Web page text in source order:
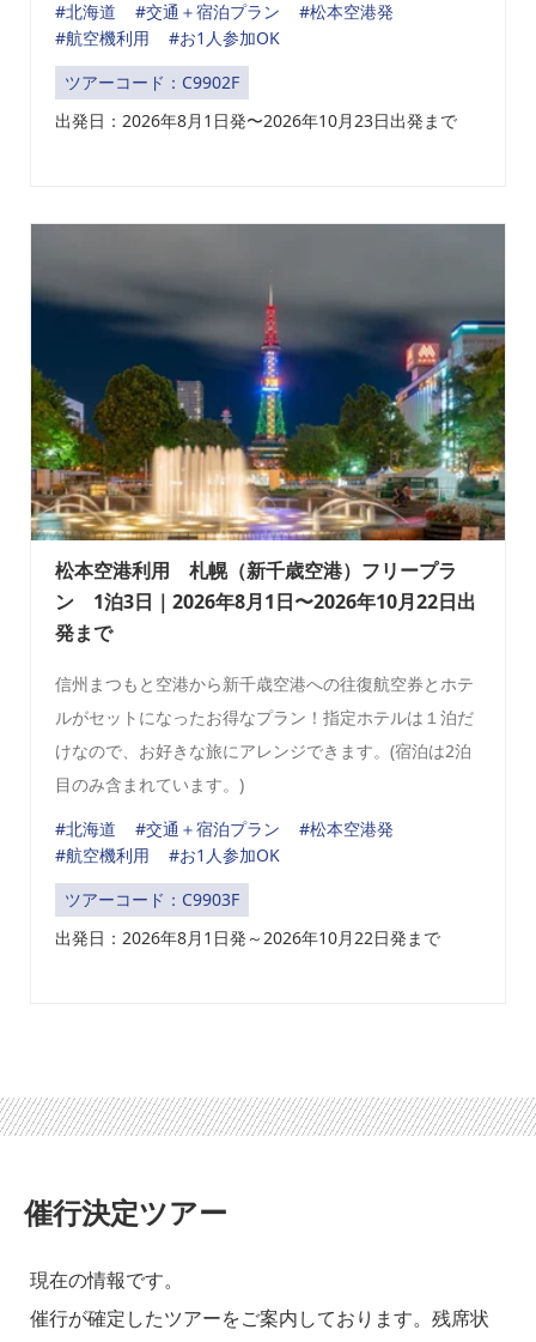
#北海道 #交通＋宿泊プラン
#松本空港発
#航空機利用
#お1人参加OK
ツアーコード：C9902F
出発日： 2026年8月1日発〜2026年10月23日出発まで
松本空港利用 札幌（新千歳空港）フリープラ
ン 1泊3日｜2026年8月1日〜2026年10月22日出
発まで
信州まつもと空港から新千歳空港への往復航空券とホテ
ルがセットになったお得なプラン！指定ホテルは１泊だ
けなので、お好きな旅にアレンジできます。(宿泊は2泊
目のみ含まれています。)
#北海道
#交通＋宿泊プラン
#松本空港発
#航空機利用
#お1人参加OK
ツアーコード：C9903F
出発日： 2026年8月1日発～2026年10月22日発まで
催行決定ツアー
現在の情報です。
催行が確定したツアーをご案内しております。残席状